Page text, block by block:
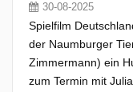
30-08-2025
Spielfilm
der Naumburger
Zimmermann) ein
zum Termin mit